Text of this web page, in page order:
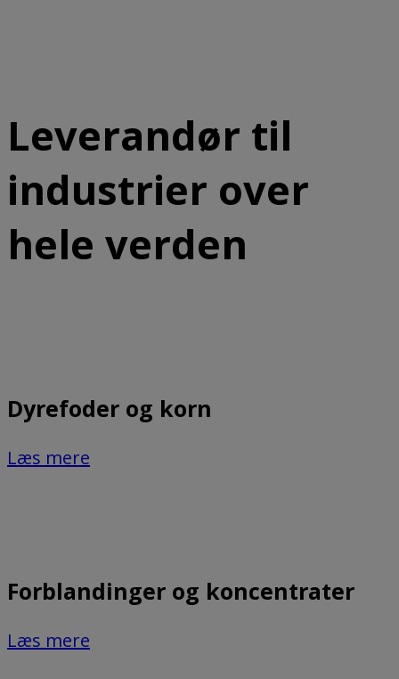
Leverandør til
industrier over
hele verden
Dyrefoder og korn
Læs mere
Forblandinger og koncentrater
Læs mere